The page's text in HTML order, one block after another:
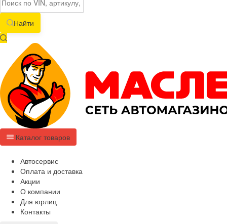
Найти
Каталог товаров
Автосервис
Оплата и доставка
Акции
О компании
Для юрлиц
Контакты